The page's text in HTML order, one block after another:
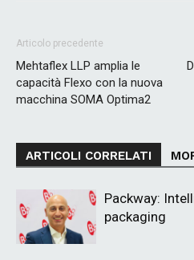
Articolo precedente
Mehtaflex LLP amplia le
capacità Flexo con la nuova
macchina SOMA Optima2
ARTICOLI CORRELATI
Packway:
packaging